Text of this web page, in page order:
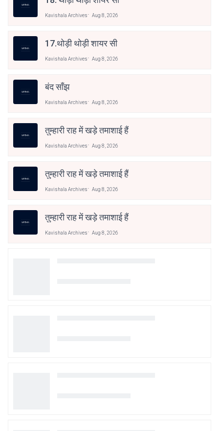
Kavishala Archives Aug 8, 2026
17.थोड़ी थोड़ी शायर सी
Kavishala Archives Aug 8, 2026
बंद साँझ
Kavishala Archives Aug 8, 2026
तुम्हारी राह में खड़े तमाशाई हैं
Kavishala Archives Aug 8, 2026
तुम्हारी राह में खड़े तमाशाई हैं
Kavishala Archives Aug 8, 2026
तुम्हारी राह में खड़े तमाशाई हैं
Kavishala Archives Aug 8, 2026